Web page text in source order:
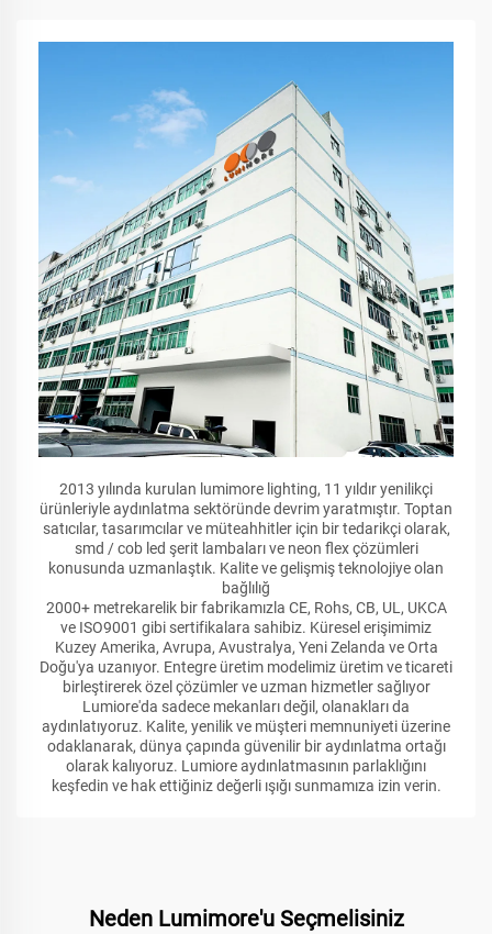
2013 yılında kurulan lumimore lighting, 11 yıldır yenilikçi
ürünleriyle aydınlatma sektöründe devrim yaratmıştır. Toptan
satıcılar, tasarımcılar ve müteahhitler için bir tedarikçi olarak,
smd / cob led şerit lambaları ve neon flex çözümleri
konusunda uzmanlaştık. Kalite ve gelişmiş teknolojiye olan
bağlılığ
2000+ metrekarelik bir fabrikamızla CE, Rohs, CB, UL, UKCA
ve ISO9001 gibi sertifikalara sahibiz. Küresel erişimimiz
Kuzey Amerika, Avrupa, Avustralya, Yeni Zelanda ve Orta
Doğu'ya uzanıyor. Entegre üretim modelimiz üretim ve ticareti
birleştirerek özel çözümler ve uzman hizmetler sağlıyor
Lumiore'da sadece mekanları değil, olanakları da
aydınlatıyoruz. Kalite, yenilik ve müşteri memnuniyeti üzerine
odaklanarak, dünya çapında güvenilir bir aydınlatma ortağı
olarak kalıyoruz. Lumiore aydınlatmasının parlaklığını
keşfedin ve hak ettiğiniz değerli ışığı sunmamıza izin verin.
Neden Lumimore'u Seçmelisiniz